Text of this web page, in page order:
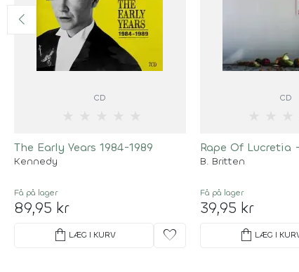
CD
The Early Years 1984-1989
Kennedy
Få på lager
89,95 kr
shopping_bag LÆG I KURV favorite
CD
Rape Of Lucretia
B. Britten
Få på lager
39,95 kr
shopping_bag LÆG I